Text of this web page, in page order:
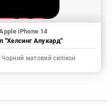
iPhone 14
"Хелсинг Алукард"
Чорний матовий силікон